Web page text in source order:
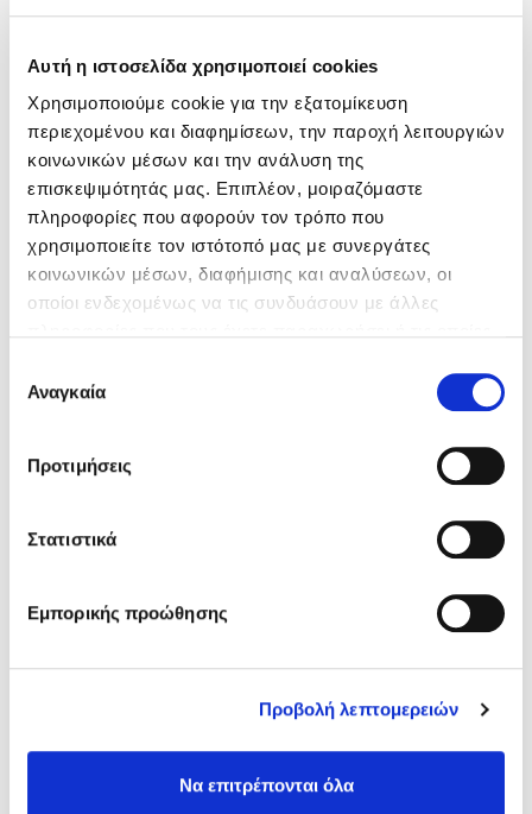
Αυτή η ιστοσελίδα χρησιμοποιεί cookies
Χρησιμοποιούμε cookie για την εξατομίκευση
περιεχομένου και διαφημίσεων, την παροχή λειτουργιών
κοινωνικών μέσων και την ανάλυση της
επισκεψιμότητάς μας. Επιπλέον, μοιραζόμαστε
πληροφορίες που αφορούν τον τρόπο που
χρησιμοποιείτε τον ιστότοπό μας με συνεργάτες
κοινωνικών μέσων, διαφήμισης και αναλύσεων, οι
οποίοι ενδεχομένως να τις συνδυάσουν με άλλες
των υπηρεσιών τους.
συγκατάθεσης
Αναγκαία
Προτιμήσεις
Στατιστικά
Εμπορικής προώθησης
Προβολή λεπτομερειών
Να επιτρέπονται όλα
Powder Coat
ΣΤΟΚΟΙ ΣΠΑΤΟΥΛΑΡΙΣΜΑΤΟΣ –
ΕΠΙΣΚΕΥΗΣ & ΟΠΛΙΣΜΟΙ ΞΗΡΑΣ
ΔΟΜΗΣΗΣ
Καλυπτικός στόκος σπατουλαρίσματος
(για κάλυψη ατελειών έως 4mm/στρώση)
Stucofix
ΣΤΟΚΟΙ ΣΠΑΤΟΥΛΑΡΙΣΜΑΤΟΣ –